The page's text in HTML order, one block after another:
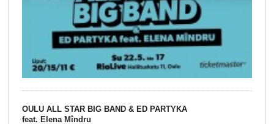
OULU ALL STAR BIG BAND & ED PARTYKA
feat. Elena Mîndru